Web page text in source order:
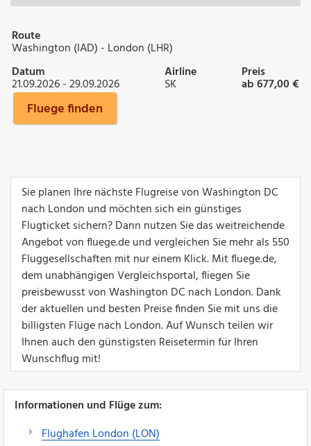
Route
Washington (IAD) - London (LHR)
Datum
21.09.2026 - 29.09.2026
Airline
SK
Preis
ab 677,00 €
Fluege finden
Sie planen Ihre nächste Flugreise von Washington DC
nach London und möchten sich ein günstiges
Flugticket sichern? Dann nutzen Sie das weitreichende
Angebot von fluege.de und vergleichen Sie mehr als 550
Fluggesellschaften mit nur einem Klick. Mit fluege.de,
dem unabhängigen Vergleichsportal, fliegen Sie
preisbewusst von Washington DC nach London. Dank
der aktuellen und besten Preise finden Sie mit uns die
billigsten Flüge nach London. Auf Wunsch teilen wir
Ihnen auch den günstigsten Reisetermin für Ihren
Wunschflug mit!
Informationen und Flüge zum:
Flughafen London (LON)